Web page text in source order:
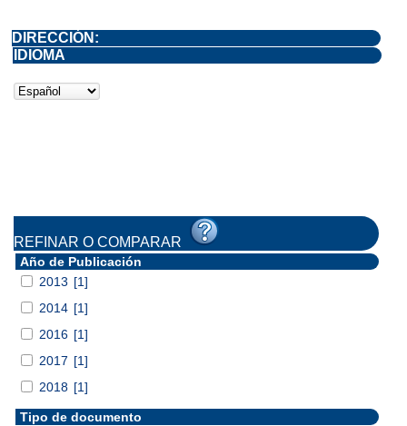
DIRECCIÓN:
IDIOMA
REFINAR O COMPARAR
Año de Publicación
2013 [1]
2014 [1]
2016 [1]
2017 [1]
2018 [1]
Tipo de documento